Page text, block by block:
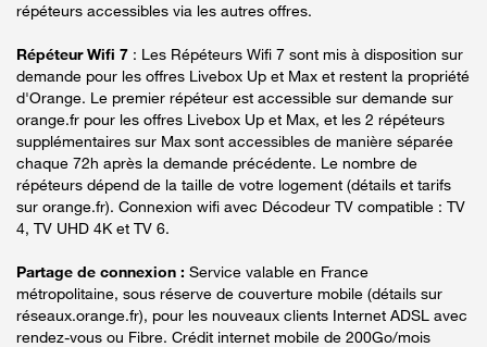
répéteurs accessibles via les autres offres.
Répéteur Wifi 7 : Les Répéteurs Wifi 7 sont mis à disposition sur
demande pour les offres Livebox Up et Max et restent la propriété
d'Orange. Le premier répéteur est accessible sur demande sur
orange.fr pour les offres Livebox Up et Max, et les 2 répéteurs
supplémentaires sur Max sont accessibles de manière séparée
chaque 72h après la demande précédente. Le nombre de
répéteurs dépend de la taille de votre logement (détails et tarifs
sur orange.fr). Connexion wifi avec Décodeur TV compatible : TV
4, TV UHD 4K et TV 6.
Partage de connexion : Service valable en France
métropolitaine, sous réserve de couverture mobile (détails sur
réseaux.orange.fr), pour les nouveaux clients Internet ADSL avec
rendez-vous ou Fibre. Crédit internet mobile de 200Go/mois